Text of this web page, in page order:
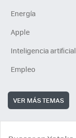
Energía
Apple
Inteligencia artificial
Empleo
VER MÁS TEMAS